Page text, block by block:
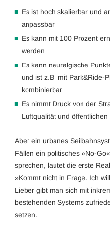
Es ist hoch skalierbar und
anpassbar
Es kann mit 100 Prozent
werden
Es kann neuralgische
und ist z.B. mit Park&Ride-
kombinierbar
Es nimmt Druck von der
Luftqualität und öffentlichen
Aber ein urbanes
Fällen ein politisches »No-
sprechen, lautet die erste
»Kommt nicht in Frage. Ich
Lieber gibt man sich mit
bestehenden Systems
setzen.